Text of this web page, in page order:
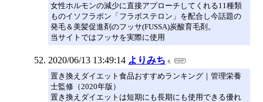
女性ホルモンの減少に直接アプローチしてくれる11種類
ものイソフラボン「フラボステロン」を配合し今話題の
発毛＆美髪促進剤のフッサ(FUSSA)炭酸育毛剤。
当サイトではフッサを実際に使用
2020/06/13 13:49:14 よりみち
置き換えダイエット食品おすすめランキング｜管理栄養
士監修（2020年版）
置き換えダイエットは短期にも長期にも使用できる優れ